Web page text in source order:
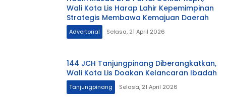
Wali Kota Lis Harap Lahir Kepemimpinan
Strategis Membawa Kemajuan Daerah
Advertorial Selasa, 21 April 2026
144 JCH Tanjungpinang Diberangkatkan,
Wali Kota Lis Doakan Kelancaran Ibadah
Tanjungpinang Selasa, 21 April 2026